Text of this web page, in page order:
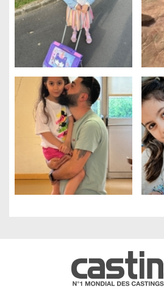
Gestion des cookies
Nous utilisons des cookies qui
améliorent la performance et la
Faites-nous part de vos préférences
Mesure d'audience
Régies publicitaires